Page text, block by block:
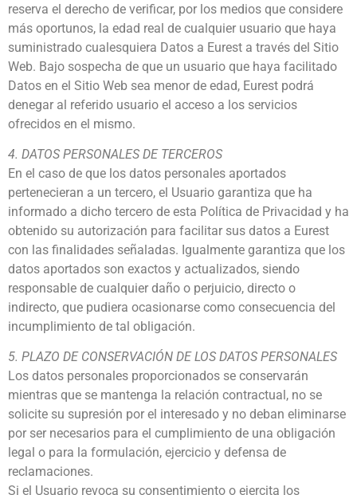
reserva el derecho de verificar, por los medios que considere
más oportunos, la edad real de cualquier usuario que haya
suministrado cualesquiera Datos a Eurest a través del Sitio
Web. Bajo sospecha de que un usuario que haya facilitado
Datos en el Sitio Web sea menor de edad, Eurest podrá
denegar al referido usuario el acceso a los servicios
ofrecidos en el mismo.
4. DATOS PERSONALES DE TERCEROS
En el caso de que los datos personales aportados
pertenecieran a un tercero, el Usuario garantiza que ha
informado a dicho tercero de esta Política de Privacidad y ha
obtenido su autorización para facilitar sus datos a Eurest
con las finalidades señaladas. Igualmente garantiza que los
datos aportados son exactos y actualizados, siendo
responsable de cualquier daño o perjuicio, directo o
indirecto, que pudiera ocasionarse como consecuencia del
incumplimiento de tal obligación.
5. PLAZO DE CONSERVACIÓN DE LOS DATOS PERSONALES
Los datos personales proporcionados se conservarán
mientras que se mantenga la relación contractual, no se
solicite su supresión por el interesado y no deban eliminarse
por ser necesarios para el cumplimiento de una obligación
legal o para la formulación, ejercicio y defensa de
reclamaciones.
Si el Usuario revoca su consentimiento o ejercita los